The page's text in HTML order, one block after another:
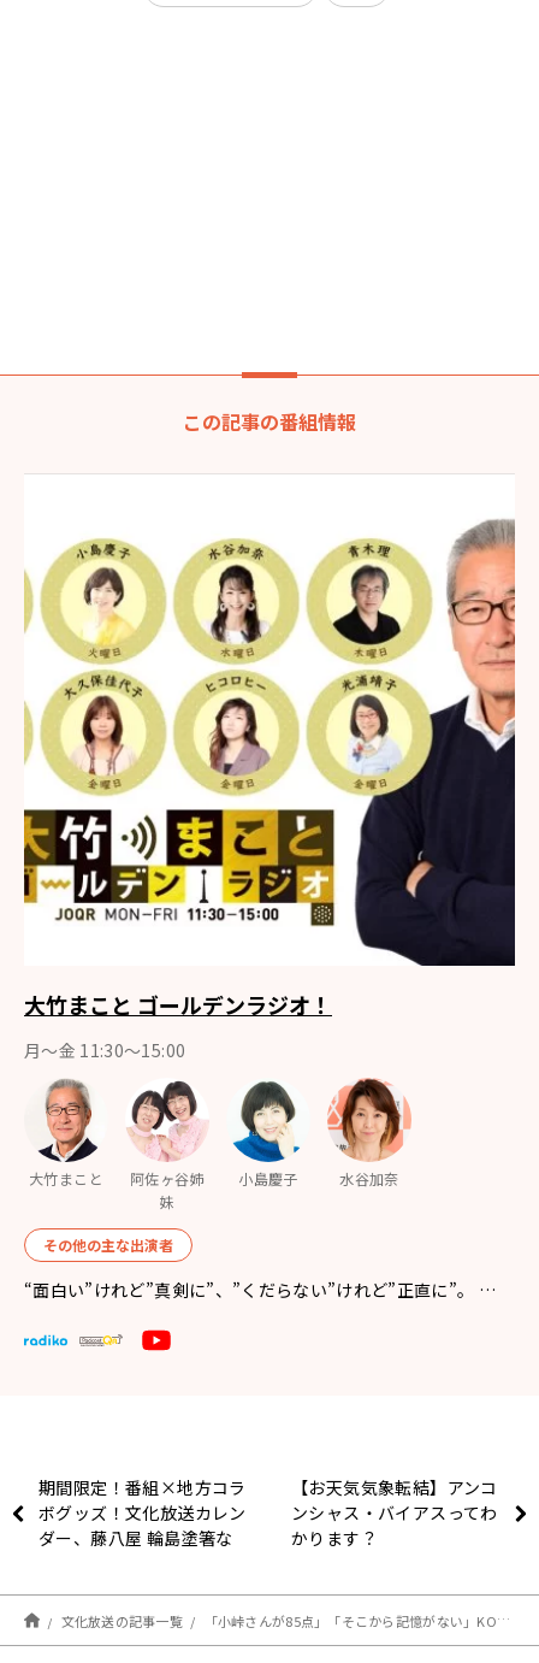
この記事の番組情報
大竹まこと ゴールデンラジオ！
月〜金 11:30～15:00
大竹まこと
阿佐ヶ谷姉
妹
小島慶子 水谷加奈
その他の主な出演者
“面白い”けれど”真剣に”、”くだらない”けれど”正直に”。 …
期間限定！番組×地方コラ
ボグッズ！文化放送カレン
ダー、藤八屋 輪島塗箸な
【お天気気象転結】アンコ
ンシャス・バイアスってわ
かります？
文化放送の記事一覧 「小峠さんが85点」「そこから記憶がない」KOC最下位コンビに大竹まこと「大好き！」